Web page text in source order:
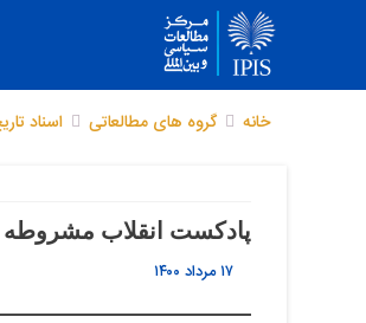
خانه گروه های مطالعاتی اسناد
پادکست انقلاب مشروطه
۱۷ مرداد ۱۴۰۰